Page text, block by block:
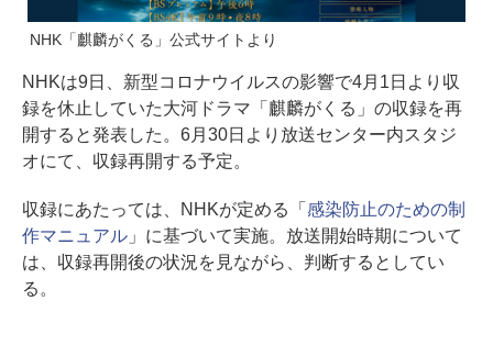
NHK「麒麟がくる」公式サイトより
NHKは9日、新型コロナウイルスの影響で4月1日より収
録を休止していた大河ドラマ「麒麟がくる」の収録を再
開すると発表した。6月30日より放送センター内スタジ
オにて、収録再開する予定。
収録にあたっては、NHKが定める「 感染防止のための制
作マニュアル」に基づいて実施。放送開始時期について
は、収録再開後の状況を見ながら、判断するとしてい
る。